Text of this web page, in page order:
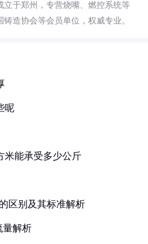
立于郑州，专营烧嘴、燃控系统等
造协会等会员单位，权威专业。
呢
米能承受多少公斤
区别及其标准解析
量解析